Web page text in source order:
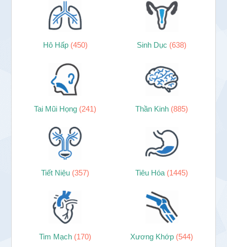
Hô Hấp (450) Sinh Dục (638)
Tai Mũi Họng (241) Thần Kinh (885)
Tiết Niệu (357) Tiêu Hóa (1445)
Tim Mạch (170) Xương Khớp (544)